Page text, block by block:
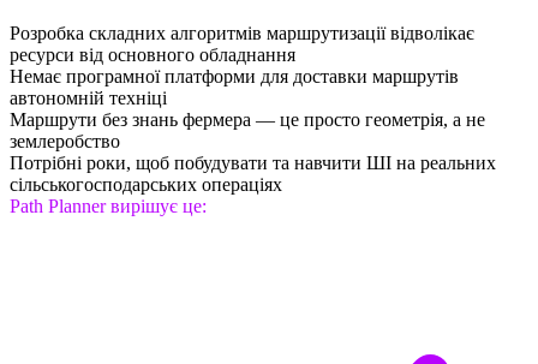
Розробка складних алгоритмів маршрутизації відволікає
ресурси від основного обладнання
Немає програмної платформи для доставки маршрутів
автономній техніці
Маршрути без знань фермера — це просто геометрія, а не
землеробство
Потрібні роки, щоб побудувати та навчити ШІ на реальних
сільськогосподарських операціях
Path Planner вирішує це: